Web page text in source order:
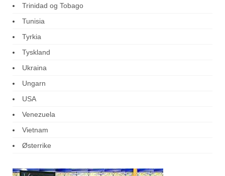
Trinidad og Tobago
Tunisia
Tyrkia
Tyskland
Ukraina
Ungarn
USA
Venezuela
Vietnam
Østerrike